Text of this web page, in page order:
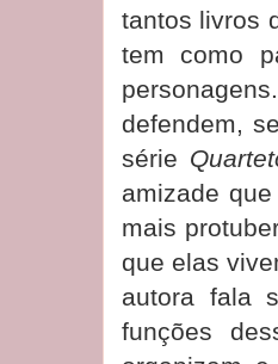
tantos livros
tem como
defendem,
série
amizade
mais
que elas
autora fala
funções